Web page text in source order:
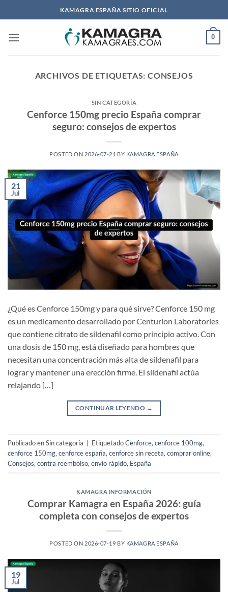
al
KAMAGRA ESPAÑA SITIO OFICIAL
0
ARCHIVOS DE ETIQUETAS: CONSEJOS
SIN CATEGORÍA
Cenforce 150mg precio España comprar
seguro: consejos de expertos
POSTED ON 2026-07-21 BY KAMAGRA ESPAÑA
21
Jul
¿Qué es Cenforce 150mg y para qué sirve? Cenforce 150 mg
es un medicamento desarrollado por Centurion Laboratories
que contiene citrato de sildenafil como principio activo. Con
una dosis de 150 mg, está diseñado para hombres que
necesitan una concentración más alta de sildenafil para
lograr y mantener una erección firme. El sildenafil actúa
relajando […]
CONTINUAR LEYENDO →
Publicado en Sin categoría EtiquetadoCenforce,cenforce 100mg,
cenforce 150mg,cenforce españa,cenforce sin receta,comprar online,
Consejos,contra reembolso,envío rápido, España
KAMAGRA INFORMACIÓN
Comprar Kamagra en España 2026: guía
completa con consejos de expertos
POSTED ON 2026-07-19 BY KAMAGRA ESPAÑA
19
Jul